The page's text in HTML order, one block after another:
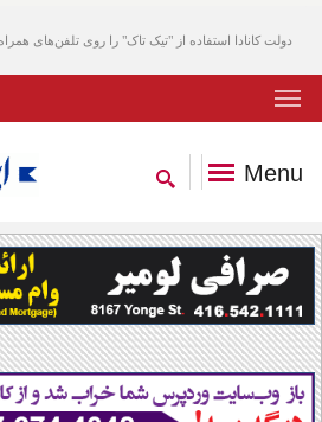
دولت کانادا استفاده از "تیک تاک" را روی تلفن‌های
Menu